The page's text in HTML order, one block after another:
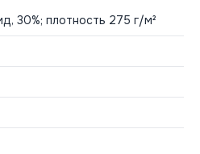
30%; плотность 275 г/м²